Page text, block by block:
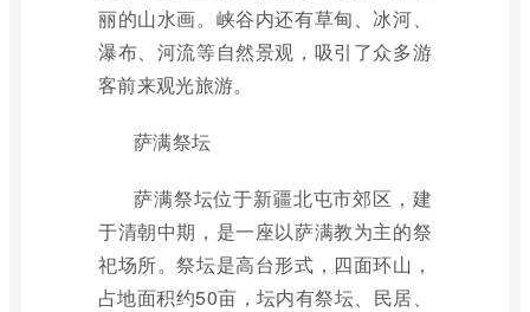
丽的山水画。峡谷内还有草甸、冰河、
瀑布、河流等自然景观，吸引了众多游
客前来观光旅游。
萨满祭坛
萨满祭坛位于新疆北屯市郊区，建
于清朝中期，是一座以萨满教为主的祭
祀场所。祭坛是高台形式，四面环山，
占地面积约50亩，坛内有祭坛、民居、